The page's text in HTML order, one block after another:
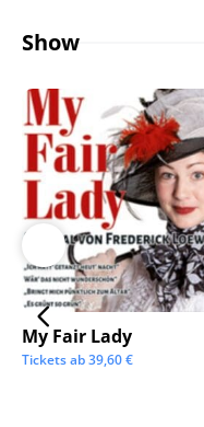
Show
My Fair Lady
Tickets ab39,60€